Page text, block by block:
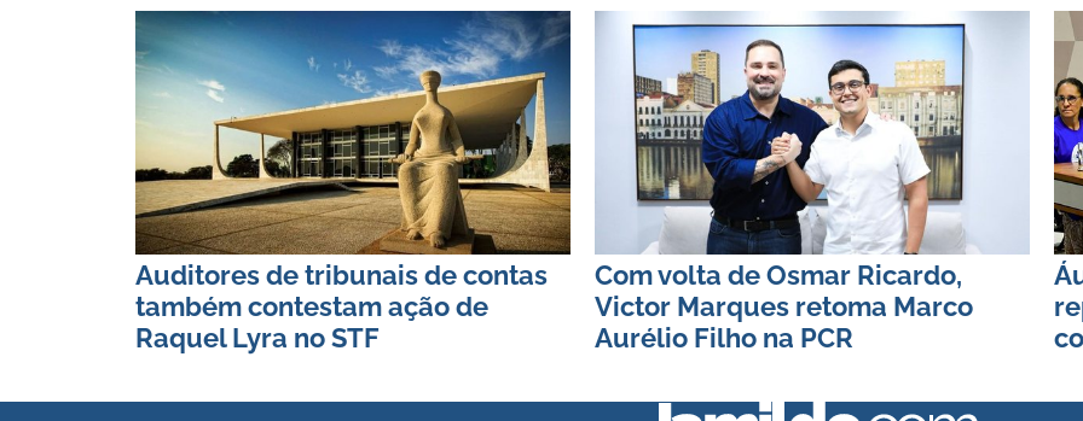
Auditores de tribunais de contas
também contestam ação de
Raquel Lyra no STF
Com volta de Osmar Ricardo,
Victor Marques retoma Marco
Aurélio Filho na PCR